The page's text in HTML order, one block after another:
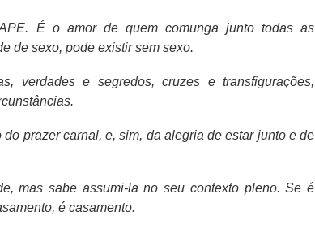
É o amor de quem comunga junto todas as
de sexo, pode existir sem sexo.
verdades e segredos, cruzes e transfigurações,
prazer carnal, e, sim, da alegria de estar junto e de
mas sabe assumi-la no seu contexto pleno. Se é
é casamento.